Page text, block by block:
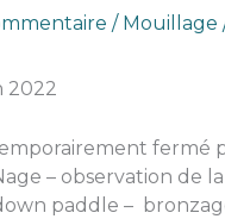
/ Mouillage
2022
fermé
– observation de
paddle –